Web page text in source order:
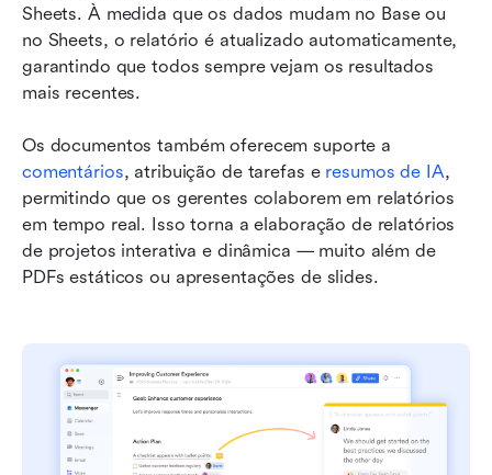
Sheets. À medida que os dados mudam no Base ou
no Sheets, o relatório é atualizado automaticamente,
garantindo que todos sempre vejam os resultados
mais recentes.
comentários, atribuição de tarefas e resumos de IA,
permitindo que os gerentes colaborem em relatórios
em tempo real. Isso torna a elaboração de relatórios
de projetos interativa e dinâmica — muito além de
PDFs estáticos ou apresentações de slides.